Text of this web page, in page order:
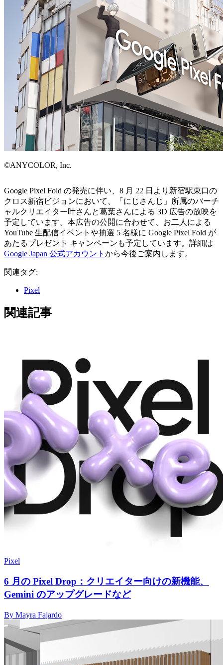
©ANYCOLOR, Inc.
Google Pixel Fold の発売に伴い、8 月 22 日より新宿駅東口の
クロス新宿ビジョンにおいて、「にじさんじ」所属のバーチ
ャルクリエイター叶さんと葛葉さんによる 3D 広告の放映を
予定しています。本広告の公開に合わせて、お二人による
YouTube 生配信イベントや抽選 5 名様に Google Pixel Fold が
あたるプレゼント キャンペーンも予定しています。詳細は
Google Japan 公式アカウント から今後ご案内します。
関連タグ:
Pixel
関連記事
Pixel
6 月の Pixel Drop：クリエイター向けの新機能、
Gemini のアップグレードなど
By Mayra Fajardo